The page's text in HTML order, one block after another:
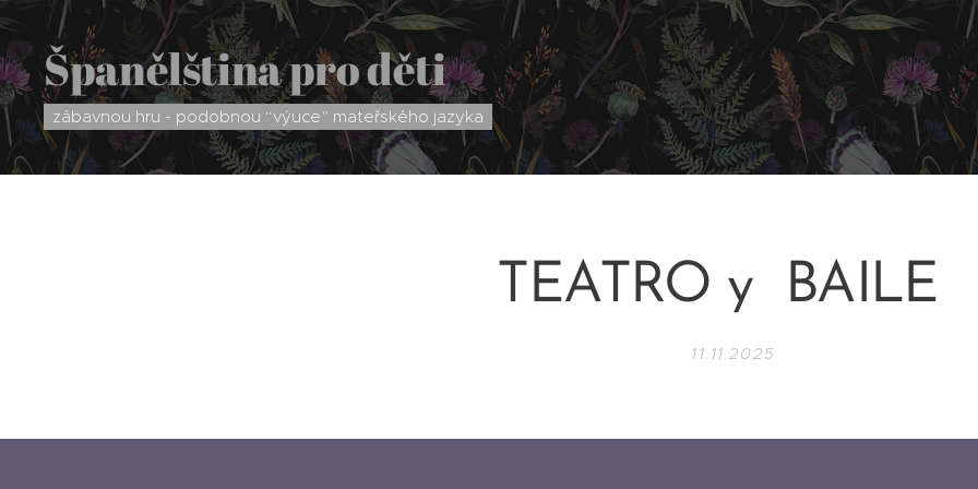
Španělština pro děti
zábavnou hru - podobnou “výuce” mateřského jazyka
TEATRO y BAILE
11.11.2025